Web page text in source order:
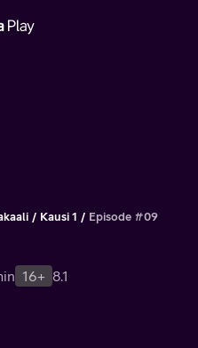
Kausi 1 Episode #09
16+ 8.1